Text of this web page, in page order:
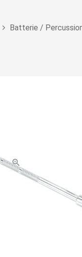
Batterie /
